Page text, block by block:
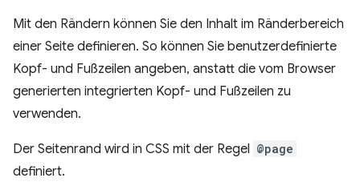
Mit den Rändern können Sie den Inhalt im Ränderbereich
einer Seite definieren. So können Sie benutzerdefinierte
Kopf- und Fußzeilen angeben, anstatt die vom Browser
generierten integrierten Kopf- und Fußzeilen zu
verwenden.
Der Seitenrand wird in CSS mit der Regel @page
definiert.